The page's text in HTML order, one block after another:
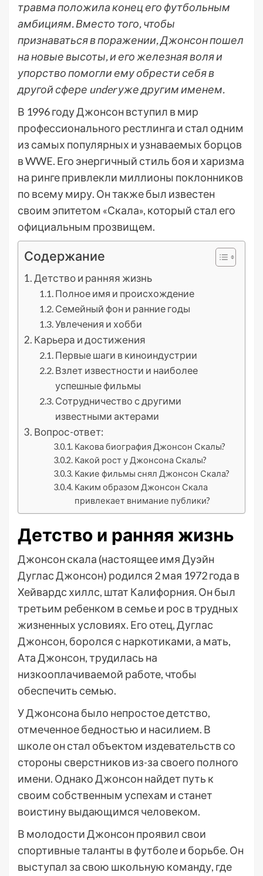
травма положила конец его футбольным
амбициям. Вместо того, чтобы
признаваться в поражении, Джонсон пошел
на новые высоты, и его железная воля и
упорство помогли ему обрести себя в
другой сфере under уже другим именем.
В 1996 году Джонсон вступил в мир
профессионального рестлинга и стал одним
из самых популярных и узнаваемых борцов
в WWE. Его энергичный стиль боя и харизма
на ринге привлекли миллионы поклонников
по всему миру. Он также был известен
своим эпитетом «Скала», который стал его
официальным прозвищем.
Содержание
Детство и ранняя жизнь
Полное имя и происхождение
Семейный фон и ранние годы
Увлечения и хобби
Карьера и достижения
Первые шаги в киноиндустрии
Взлет известности и наиболее
успешные фильмы
Сотрудничество с другими
известными актерами
Вопрос-ответ:
Какова биография Джонсон Скалы?
Какой рост у Джонсона Скалы?
Какие фильмы снял Джонсон Скала?
Каким образом Джонсон Скала
привлекает внимание публики?
Детство и ранняя жизнь
Джонсон скала (настоящее имя Дуэйн
Дуглас Джонсон) родился 2 мая 1972 года в
Хейвардс хиллс, штат Калифорния. Он был
третьим ребенком в семье и рос в трудных
жизненных условиях. Его отец, Дуглас
Джонсон, боролся с наркотиками, а мать,
Ата Джонсон, трудилась на
низкооплачиваемой работе, чтобы
обеспечить семью.
У Джонсона было непростое детство,
отмеченное бедностью и насилием. В
школе он стал объектом издевательств со
стороны сверстников из-за своего полного
имени. Однако Джонсон найдет путь к
своим собственным успехам и станет
воистину выдающимся человеком.
В молодости Джонсон проявил свои
спортивные таланты в футболе и борьбе. Он
выступал за свою школьную команду, где